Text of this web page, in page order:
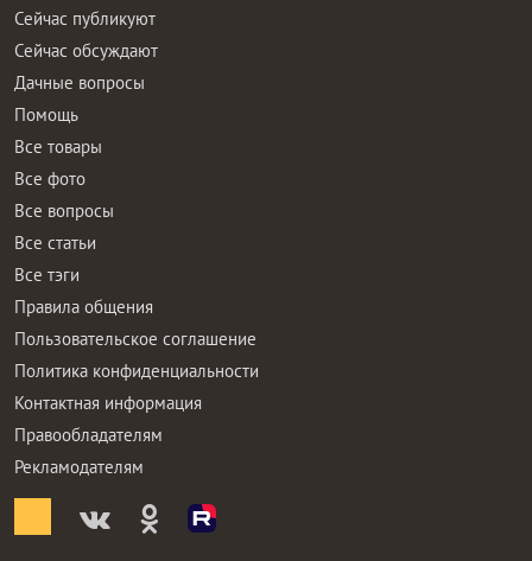
Сейчас публикуют
Сейчас обсуждают
Дачные вопросы
Помощь
Все товары
Все фото
Все вопросы
Все статьи
Все тэги
Правила общения
Пользовательское соглашение
Политика конфиденциальности
Контактная информация
Правообладателям
Рекламодателям